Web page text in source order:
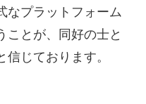
なプラットフォーム
ことが、同好の士と
じております。